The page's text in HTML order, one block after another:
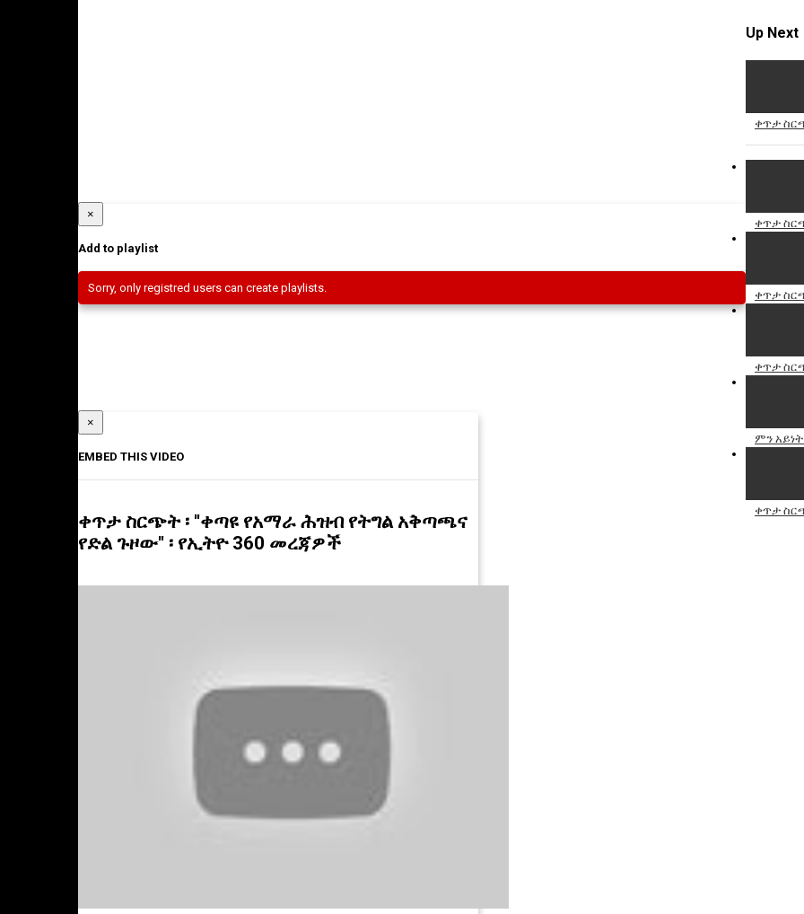
Up Next
ቀጥታ
ቀጥታ
ቀጥታ
ቀጥታ
ምን
ቀጥታ
×
Add to playlist
Sorry, only registred users can create playlists.
×
EMBED THIS VIDEO
ቀጥታ ስርጭት ፡ ''ቀጣዩ የአማራ ሕዝብ የትግል አቅጣጫና
የድል ጉዞው'' ፡ የኢትዮ 360 መረጃዎች